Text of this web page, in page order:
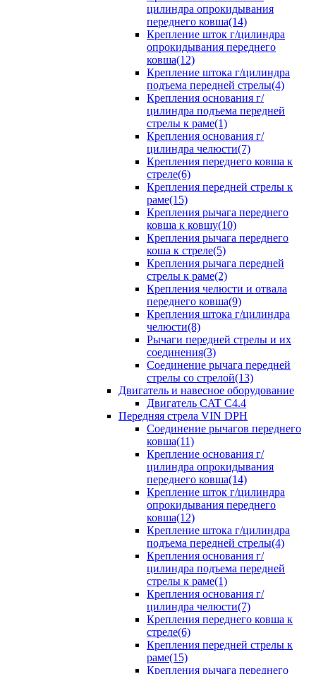
цилиндра опрокидывания
переднего ковша(14)
Крепление шток г/цилиндра
опрокидывания переднего
ковша(12)
Крепление штока г/цилиндра
подъема передней стрелы(4)
Крепления основания г/
цилиндра подъема передней
стрелы к раме(1)
Крепления основания г/
цилиндра челюсти(7)
Крепления переднего ковша к
стреле(6)
Крепления передней стрелы к
раме(15)
Крепления рычага переднего
ковша к ковшу(10)
Крепления рычага переднего
коша к стреле(5)
Крепления рычага передней
стрелы к раме(2)
Крепления челюсти и отвала
переднего ковша(9)
Крепления штока г/цилиндра
челюсти(8)
Рычаги передней стрелы и их
соединения(3)
Соединение рычага передней
стрелы со стрелой(13)
Двигатель и навесное оборудование
Двигатель CAT C4.4
Передняя стрела VIN DPH
Cоединение рычагов переднего
ковша(11)
Крепление основания г/
цилиндра опрокидывания
переднего ковша(14)
Крепление шток г/цилиндра
опрокидывания переднего
ковша(12)
Крепление штока г/цилиндра
подъема передней стрелы(4)
Крепления основания г/
цилиндра подъема передней
стрелы к раме(1)
Крепления основания г/
цилиндра челюсти(7)
Крепления переднего ковша к
стреле(6)
Крепления передней стрелы к
раме(15)
Крепления рычага переднего